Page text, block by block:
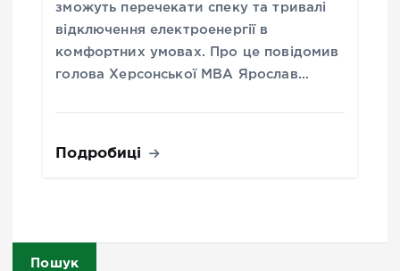
зможуть перечекати спеку та тривалі
відключення електроенергії в
комфортних умовах. Про це повідомив
голова Херсонської МВА Ярослав…
Подробиці
Пошук